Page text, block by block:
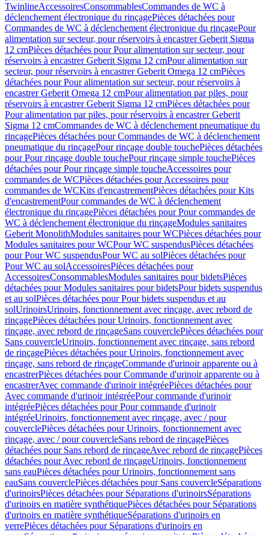
TwinlineAccessoiresConsommablesCommandes de WC à
déclenchement électronique du rinçagePièces détachées pour
Commandes de WC à déclenchement électronique du rinçagePour
alimentation sur secteur, pour réservoirs à encastrer Geberit Sigma
12 cmPièces détachées pour Pour alimentation sur secteur, pour
réservoirs à encastrer Geberit Sigma 12 cmPour alimentation sur
secteur, pour réservoirs à encastrer Geberit Omega 12 cmPièces
détachées pour Pour alimentation sur secteur, pour réservoirs à
encastrer Geberit Omega 12 cmPour alimentation par piles, pour
réservoirs à encastrer Geberit Sigma 12 cmPièces détachées pour
Pour alimentation par piles, pour réservoirs à encastrer Geberit
Sigma 12 cmCommandes de WC à déclenchement pneumatique du
rinçagePièces détachées pour Commandes de WC à déclenchement
pneumatique du rinçagePour rinçage double touchePièces détachées
pour Pour rinçage double touchePour rinçage simple touchePièces
détachées pour Pour rinçage simple toucheAccessoires pour
commandes de WCPièces détachées pour Accessoires pour
commandes de WCKits d'encastrementPièces détachées pour Kits
d'encastrementPour commandes de WC à déclenchement
électronique du rinçagePièces détachées pour Pour commandes de
WC à déclenchement électronique du rinçageModules sanitaires
Geberit MonolithModules sanitaires pour WCPièces détachées pour
Modules sanitaires pour WCPour WC suspendusPièces détachées
pour Pour WC suspendusPour WC au solPièces détachées pour
Pour WC au solAccessoiresPièces détachées pour
AccessoiresConsommablesModules sanitaires pour bidetsPièces
détachées pour Modules sanitaires pour bidetsPour bidets suspendus
et au solPièces détachées pour Pour bidets suspendus et au
solUrinoirsUrinoirs, fonctionnement avec rinçage, avec rebord de
rinçagePièces détachées pour Urinoirs, fonctionnement avec
rinçage, avec rebord de rinçageSans couverclePièces détachées pour
Sans couvercleUrinoirs, fonctionnement avec rinçage, sans rebord
de rinçagePièces détachées pour Urinoirs, fonctionnement avec
rinçage, sans rebord de rinçageCommande d'urinoir apparente ou à
encastrerPièces détachées pour Commande d'urinoir apparente ou à
encastrerAvec commande d'urinoir intégréePièces détachées pour
Avec commande d'urinoir intégréePour commande d'urinoir
intégréePièces détachées pour Pour commande d'urinoir
intégréeUrinoirs, fonctionnement avec rinçage, avec / pour
couverclePièces détachées pour Urinoirs, fonctionnement avec
rinçage, avec / pour couvercleSans rebord de rinçagePièces
détachées pour Sans rebord de rinçageAvec rebord de rinçagePièces
détachées pour Avec rebord de rinçageUrinoirs, fonctionnement
sans eauPièces détachées pour Urinoirs, fonctionnement sans
eauSans couverclePièces détachées pour Sans couvercleSéparations
d'urinoirsPièces détachées pour Séparations d'urinoirsSéparations
d'urinoirs en matière synthétiquePièces détachées pour Séparations
d'urinoirs en matière synthétiqueSéparations d'urinoirs en
verrePièces détachées pour Séparations d'urinoirs en